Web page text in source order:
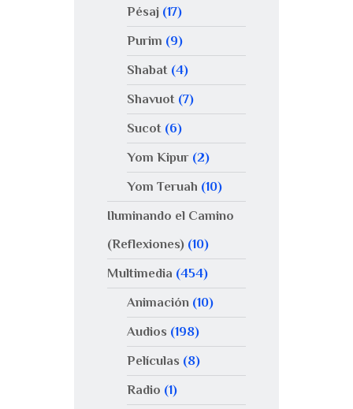
Pésaj(17)
Purim (9)
Shabat(4)
Shavuot(7)
Sucot(6)
Yom Kipur(2)
Yom Teruah (10)
Iluminando el Camino
(Reflexiones) (10)
Multimedia (454)
Animación(10)
Audios (198)
Películas (8)
Radio (1)